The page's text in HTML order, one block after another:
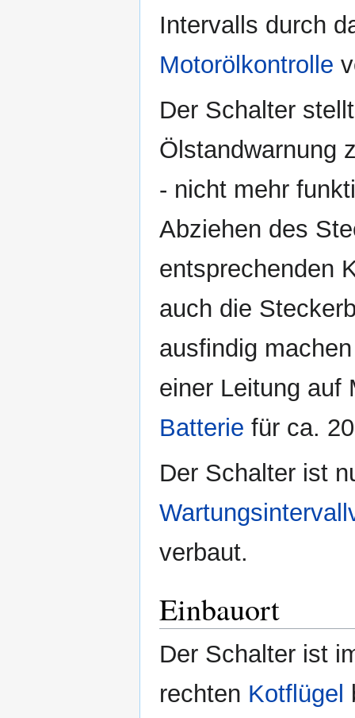
Intervalls durch
Motorölkontrolle
Der Schalter
Ölstandwarnung
- nicht mehr
Abziehen des
entsprechenden
auch die
ausfindig
einer Leitung auf
Batterie für ca.
Der Schalter ist
verbaut.
Einbauort
Der Schalter ist
rechten Kotflügel